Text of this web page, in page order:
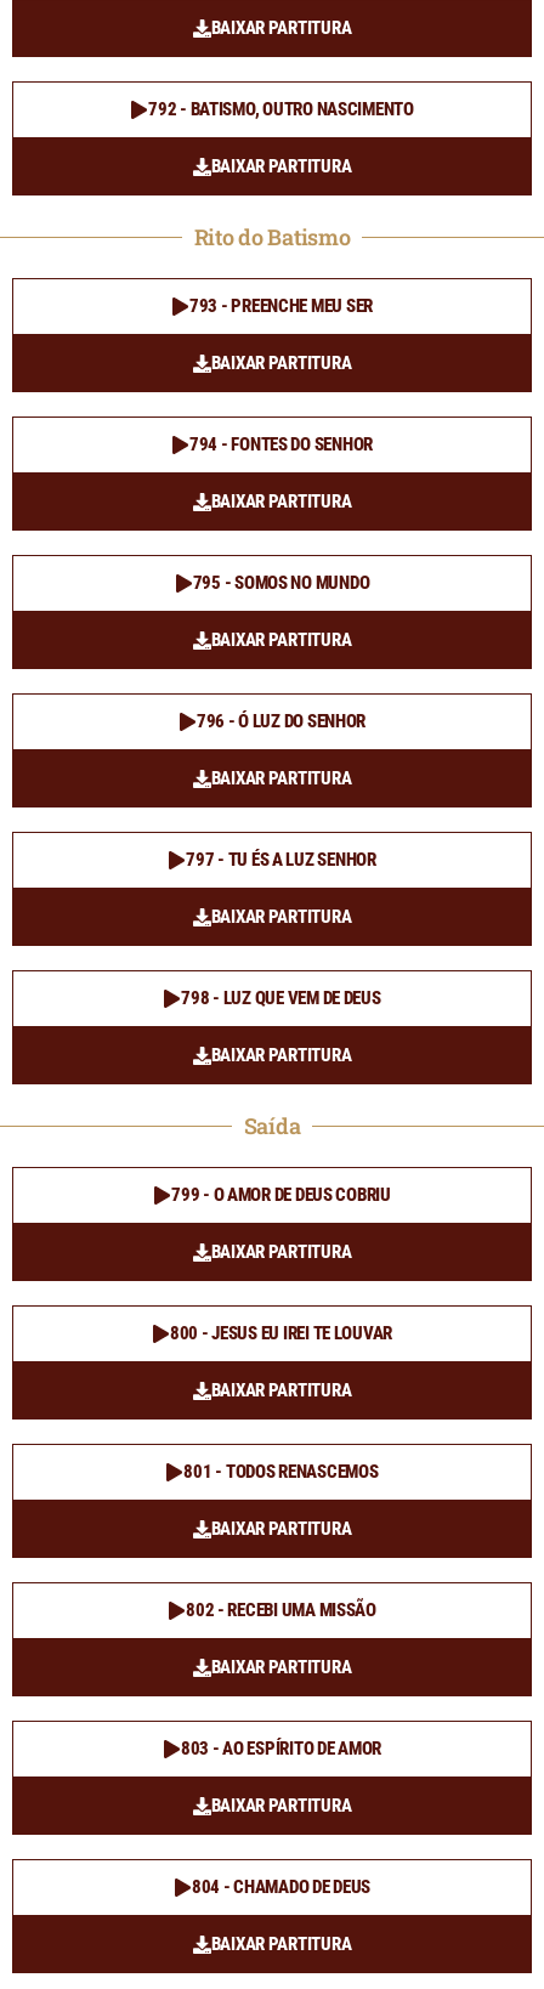
BAIXAR PARTITURA
792 - BATISMO, OUTRO NASCIMENTO
BAIXAR PARTITURA
Rito do Batismo
793 - PREENCHE MEU SER
BAIXAR PARTITURA
794 - FONTES DO SENHOR
BAIXAR PARTITURA
795 - SOMOS NO MUNDO
BAIXAR PARTITURA
796 - Ó LUZ DO SENHOR
BAIXAR PARTITURA
797 - TU ÉS A LUZ SENHOR
BAIXAR PARTITURA
798 - LUZ QUE VEM DE DEUS
BAIXAR PARTITURA
Saída
799 - O AMOR DE DEUS COBRIU
BAIXAR PARTITURA
800 - JESUS EU IREI TE LOUVAR
BAIXAR PARTITURA
801 - TODOS RENASCEMOS
BAIXAR PARTITURA
802 - RECEBI UMA MISSÃO
BAIXAR PARTITURA
803 - AO ESPÍRITO DE AMOR
BAIXAR PARTITURA
804 - CHAMADO DE DEUS
BAIXAR PARTITURA